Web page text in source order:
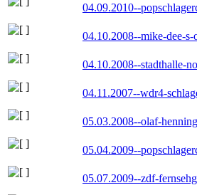
04.09.2010--
04.10.2008--mike-dee-
04.10.2008--stadthalle-
04.11.2007--wdr4-
05.03.2008--olaf-
05.04.2009--
05.07.2009--zdf-